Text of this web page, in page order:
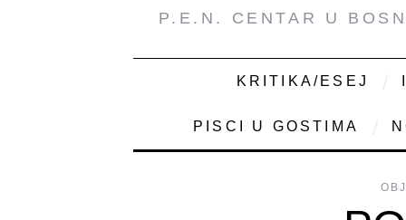
P.E.N. CENTAR U
KRITIKA/ESEJ
PISCI U GOSTIMA